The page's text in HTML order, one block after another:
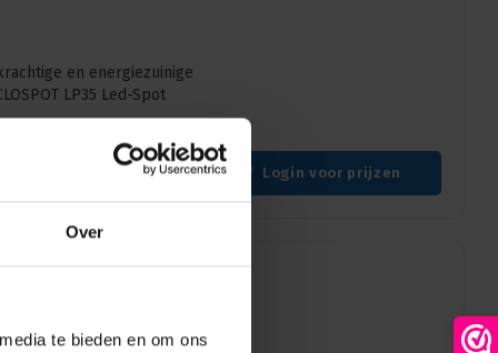
Over
te bieden en om ons
en energiezuinige
LP35 Led-Spot
Login voor prijzen